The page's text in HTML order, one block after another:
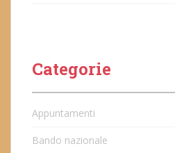
Categorie
Appuntamenti
Bando nazionale